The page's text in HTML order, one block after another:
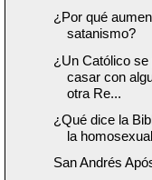
¿Por qué
satanismo?
¿Un Católico se
casar con
otra Re...
¿Qué dice la
la
San Andrés